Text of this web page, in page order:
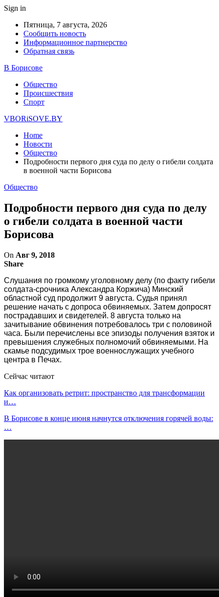
Sign in
Пятница, 7 августа, 2026
Сообщить новость
Информационное партнерство
Обратная связь
В Борисове
Общество
Происшествия
Спорт
VBORiSOVE.BY
Home
Новости
Общество
Подробности первого дня суда по делу о гибели солдата
в военной части Борисова
Общество
Подробности первого дня суда по делу
о гибели солдата в военной части
Борисова
On Авг 9, 2018
Share
Слушания по громкому уголовному делу (по факту гибели
солдата-срочника Александра Коржича) Минский
областной суд продолжит 9 августа. Судья принял
решение начать с допроса обвиняемых. Затем допросят
пострадавших и свидетелей. 8 августа только на
зачитывание обвинения потребовалось три с половиной
часа. Были перечислены все эпизоды получения взяток и
превышения служебных полномочий обвиняемыми. На
скамье подсудимых трое военнослужащих учебного
центра в Печах.
Сейчас читают
Как организовать ретрит: пространство для трансформации
и…
В Борисове в конце июня начнутся отключения горячей воды:
…